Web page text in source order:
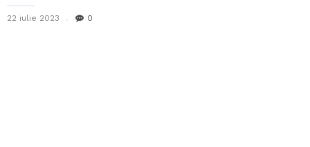
22 iulie 2023 0